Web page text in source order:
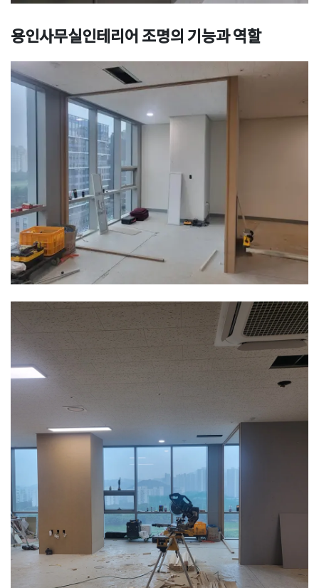
용인사무실인테리어 조명의 기능과 역할